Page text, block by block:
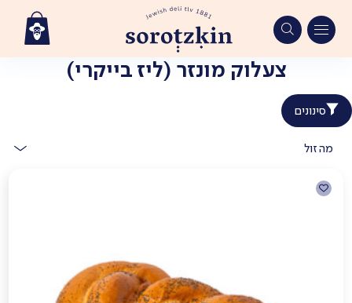
content
צעלוק מונזר (ליז בייקרי)
סינונים
מהזול